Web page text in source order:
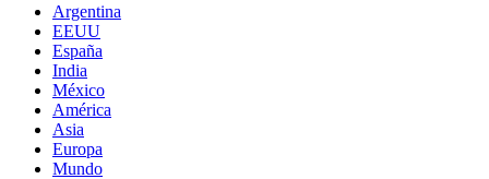
Argentina
EEUU
España
India
México
América
Asia
Europa
Mundo